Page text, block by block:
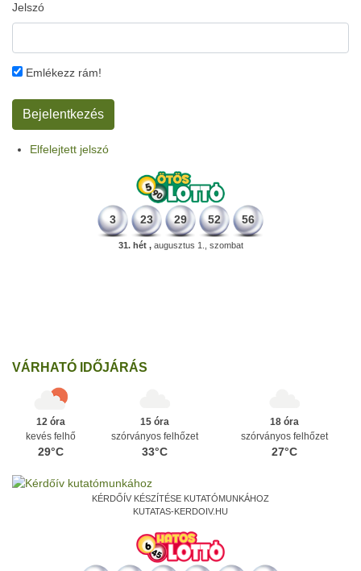
Jelszó
Emlékezz rám!
Elfelejtett jelszó
3 23 29 52 56
31. hét ,augusztus 1., szombat
VÁRHATÓ IDŐJÁRÁS
12 óra
kevés felhő
29°C
15 óra
szórványos felhőzet
33°C
18 óra
szórványos felhőzet
27°C
KÉRDŐÍV KÉSZÍTÉSE KUTATÓMUNKÁHOZ
KUTATAS-KERDOIV.HU